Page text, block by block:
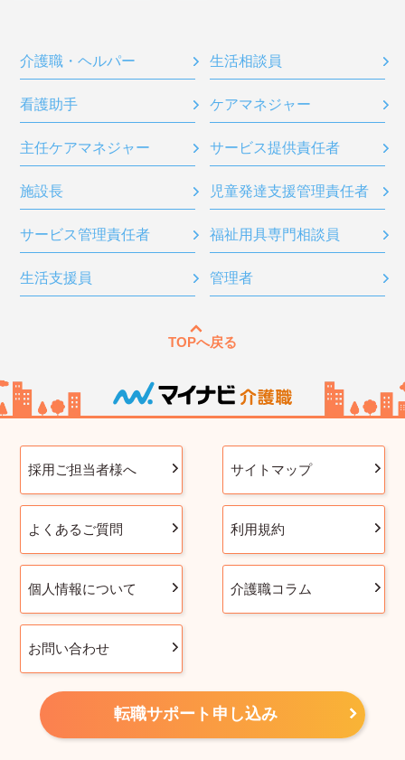
介護職・ヘルパー 生活相談員
看護助手 ケアマネジャー
主任ケアマネジャー サービス提供責任者
施設長 児童発達支援管理責任者
サービス管理責任者 福祉用具専門相談員
生活支援員 管理者
TOPへ戻る
採用ご担当者様へ サイトマップ
よくあるご質問 利用規約
個人情報について 介護職コラム
お問い合わせ
転職サポート申し込み